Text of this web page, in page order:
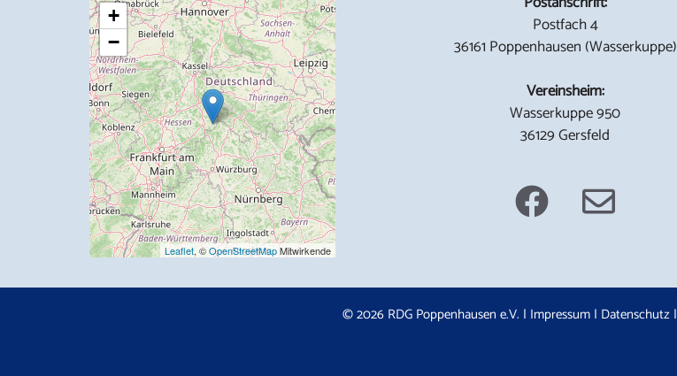
+
−
Leaflet, ©OpenStreetMapMitwirkende
Postfach 4
36161 Poppenhausen (Wasserkuppe)
Vereinsheim:
Wasserkuppe 950
36129 Gersfeld
© 2026 RDG Poppenhausen e.V. | Impressum| Datenschutz |